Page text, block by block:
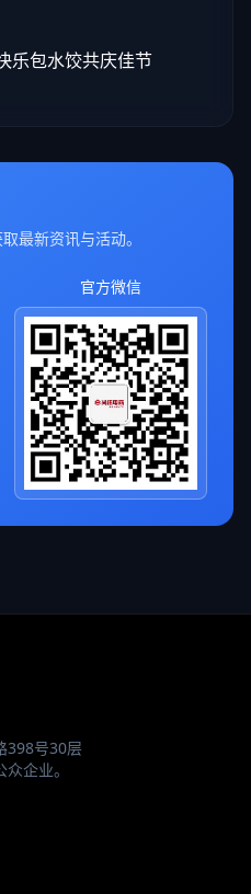
乐包水饺共庆佳节
最新资讯与活动。
官方微信
398号30层
企业。